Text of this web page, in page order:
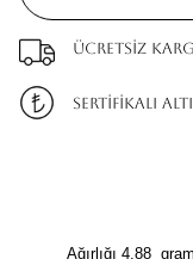
Ücretsiz
SERTİFİKALI
Ağırlığı 4.88